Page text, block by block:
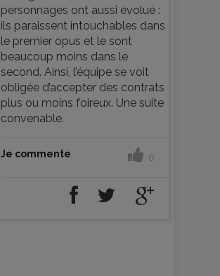
personnages ont aussi évolué :
ils paraissent intouchables dans
le premier opus et le sont
beaucoup moins dans le
second. Ainsi, l’équipe se voit
obligée d’accepter des contrats
plus ou moins foireux. Une suite
convenable.
Je commente 0